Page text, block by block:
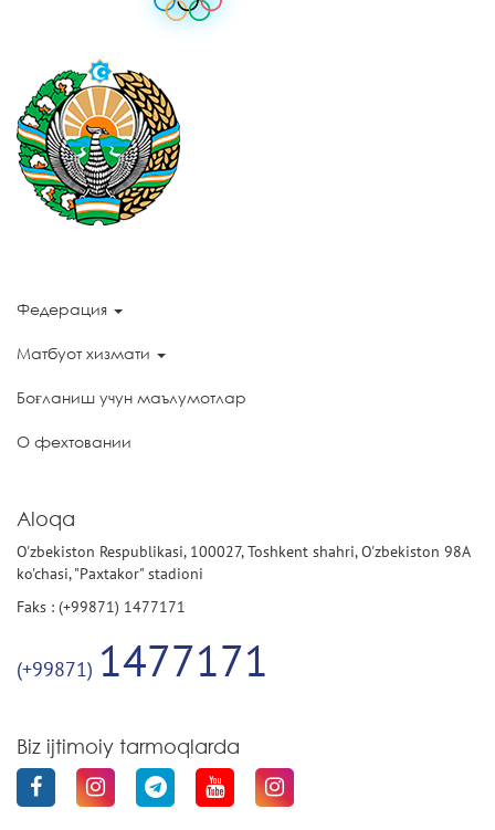
Федерация
Матбуот хизмати
Боғланиш учун маълумотлар
О фехтовании
Aloqa
O'zbekiston Respublikasi, 100027, Toshkent shahri, O'zbekiston 98A
ko'chasi, "Paxtakor" stadioni
Faks : (+99871) 1477171
(+99871) 1477171
Biz ijtimoiy tarmoqlarda